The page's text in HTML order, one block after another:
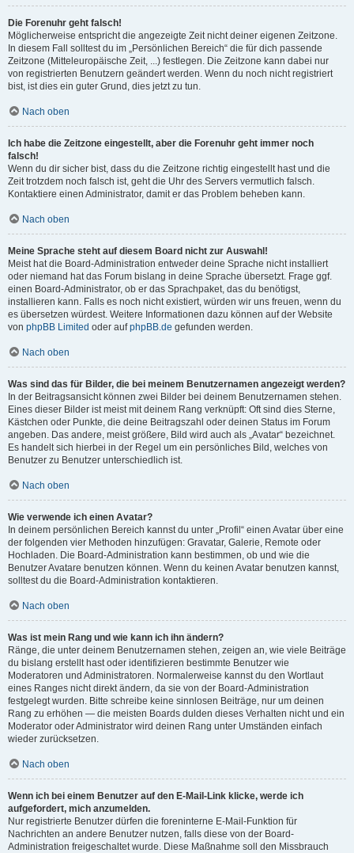
Die Forenuhr geht falsch!
Möglicherweise entspricht die angezeigte Zeit nicht deiner eigenen Zeitzone.
In diesem Fall solltest du im „Persönlichen Bereich“ die für dich passende
Zeitzone (Mitteleuropäische Zeit, ...) festlegen. Die Zeitzone kann dabei nur
von registrierten Benutzern geändert werden. Wenn du noch nicht registriert
bist, ist dies ein guter Grund, dies jetzt zu tun.
Nach oben
Ich habe die Zeitzone eingestellt, aber die Forenuhr geht immer noch
falsch!
Wenn du dir sicher bist, dass du die Zeitzone richtig eingestellt hast und die
Zeit trotzdem noch falsch ist, geht die Uhr des Servers vermutlich falsch.
Kontaktiere einen Administrator, damit er das Problem beheben kann.
Nach oben
Meine Sprache steht auf diesem Board nicht zur Auswahl!
Meist hat die Board-Administration entweder deine Sprache nicht installiert
oder niemand hat das Forum bislang in deine Sprache übersetzt. Frage ggf.
einen Board-Administrator, ob er das Sprachpaket, das du benötigst,
installieren kann. Falls es noch nicht existiert, würden wir uns freuen, wenn du
es übersetzen würdest. Weitere Informationen dazu können auf der Website
von phpBB Limited oder aufphpBB.de gefunden werden.
Nach oben
Was sind das für Bilder, die bei meinem Benutzernamen angezeigt werden?
In der Beitragsansicht können zwei Bilder bei deinem Benutzernamen stehen.
Eines dieser Bilder ist meist mit deinem Rang verknüpft: Oft sind dies Sterne,
Kästchen oder Punkte, die deine Beitragszahl oder deinen Status im Forum
angeben. Das andere, meist größere, Bild wird auch als „Avatar“ bezeichnet.
Es handelt sich hierbei in der Regel um ein persönliches Bild, welches von
Benutzer zu Benutzer unterschiedlich ist.
Nach oben
Wie verwende ich einen Avatar?
In deinem persönlichen Bereich kannst du unter „Profil“ einen Avatar über eine
der folgenden vier Methoden hinzufügen: Gravatar, Galerie, Remote oder
Hochladen. Die Board-Administration kann bestimmen, ob und wie die
Benutzer Avatare benutzen können. Wenn du keinen Avatar benutzen kannst,
solltest du die Board-Administration kontaktieren.
Nach oben
Was ist mein Rang und wie kann ich ihn ändern?
Ränge, die unter deinem Benutzernamen stehen, zeigen an, wie viele Beiträge
du bislang erstellt hast oder identifizieren bestimmte Benutzer wie
Moderatoren und Administratoren. Normalerweise kannst du den Wortlaut
eines Ranges nicht direkt ändern, da sie von der Board-Administration
festgelegt wurden. Bitte schreibe keine sinnlosen Beiträge, nur um deinen
Rang zu erhöhen — die meisten Boards dulden dieses Verhalten nicht und ein
Moderator oder Administrator wird deinen Rang unter Umständen einfach
wieder zurücksetzen.
Nach oben
Wenn ich bei einem Benutzer auf den E-Mail-Link klicke, werde ich
aufgefordert, mich anzumelden.
Nur registrierte Benutzer dürfen die foreninterne E-Mail-Funktion für
Nachrichten an andere Benutzer nutzen, falls diese von der Board-
Administration freigeschaltet wurde. Diese Maßnahme soll den Missbrauch